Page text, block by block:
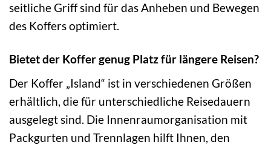
seitliche Griff sind für das Anheben und Bewegen
des Koffers optimiert.
Bietet der Koffer genug Platz für längere Reisen?
Der Koffer „Island“ ist in verschiedenen Größen
erhältlich, die für unterschiedliche Reisedauern
ausgelegt sind. Die Innenraumorganisation mit
Packgurten und Trennlagen hilft Ihnen, den